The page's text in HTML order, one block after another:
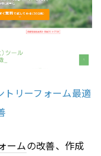
リーフォーム最適
ームの改善、作成